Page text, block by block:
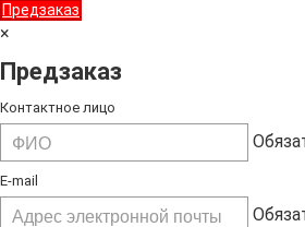
Предзаказ
×
Предзаказ
Контактное лицо
E-mail